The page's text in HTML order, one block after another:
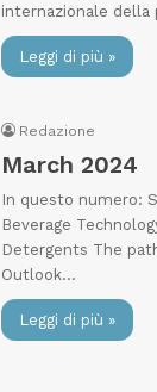
internazionale della
Leggi di più »
Redazione
March 2024
In questo numero:
Beverage
Detergents The
Outlook…
Leggi di più »